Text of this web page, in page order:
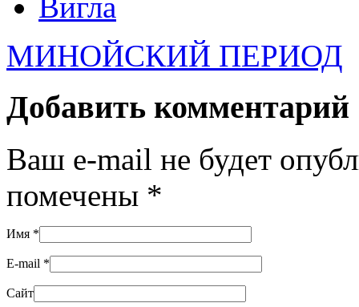
МИНОЙСКИЙ ПЕРИОД
Добавить комментарий
Ваш e-mail не будет
помечены *
Имя *
E-mail *
Сайт